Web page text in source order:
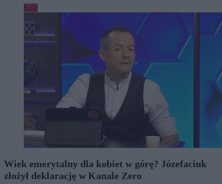
Kraj
Wiek emerytalny dla kobiet w górę? Józefaciuk
złożył deklarację w Kanale Zero